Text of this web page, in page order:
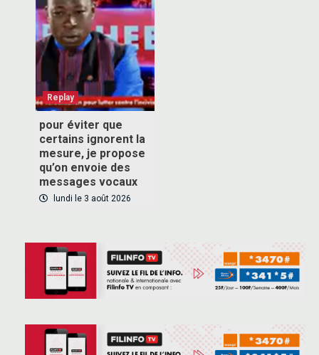
Replay
pour éviter que
certains ignorent la
mesure, je propose
qu’on envoie des
messages vocaux
lundi le 3 août 2026
Inscrivez-vous à notre newsletter pour recevoir en
premier nos informations exclusives